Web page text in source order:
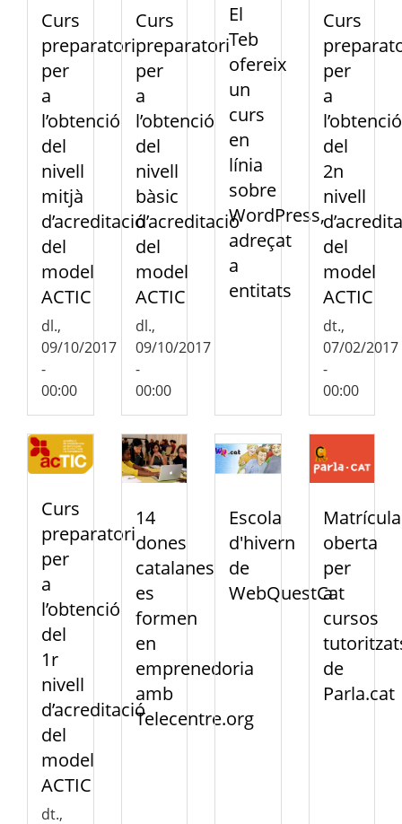
Curs
preparatori
per
a
l’obtenció
del
nivell
mitjà
d’acreditació
del
model
ACTIC
dl.,
09/10/2017
-
00:00
Curs
preparatori
per
a
l’obtenció
del
nivell
bàsic
d’acreditació
del
model
ACTIC
dl.,
09/10/2017
-
00:00
El
Teb
ofereix
un
curs
en
línia
sobre
WordPress,
adreçat
a
entitats
Curs
per
a
l’obtenció
del
2n
nivell
del
model
ACTIC
dt.,
07/02/2017
-
00:00
Curs
preparatori
per
a
l’obtenció
del
1r
nivell
d’acreditació
del
model
ACTIC
dt.,
14
dones
catalanes
es
formen
en
emprenedoria
amb
Telecentre.org
Escola
d'hivern
de
WebQuestCat
Matrícula
oberta
per
a
cursos
de
Parla.cat